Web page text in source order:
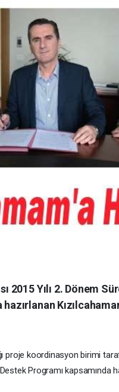
2015 Yılı 2. Dönem
proje koordinasyon birimi
Programı kapsamında